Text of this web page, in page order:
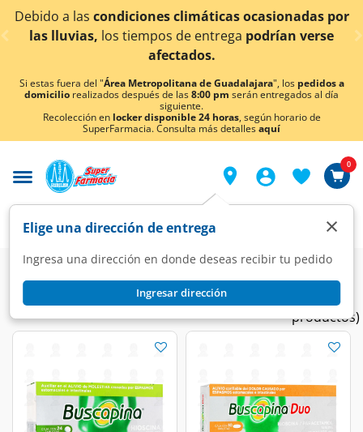
< div class="carousel-inner">
climáticas ocasionadas por
los tiempos de entregapodrían verse
¡Ahora
Si estas fuera del "Área Metropolitana de Guadalajara", los pedidos a
domicilio realizados después de las8:00 pm serán entregados al día
siguiente.
Recolección en locker disponible 24 horas, según horario de
SuperFarmacia. Consulta más detallesaquí
Elige una dirección de entrega
Ingresa una dirección en donde deseas recibir tu pedido
Ingresar dirección
×
0
Buscapina/Enterogermina/Sinuberase
productos)